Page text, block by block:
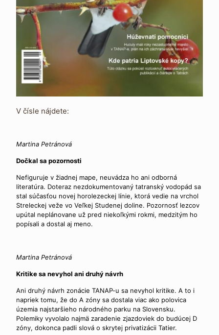
V čísle nájdete:
Martina Petránová
Dočkal sa pozornosti
Nefiguruje v žiadnej mape, neuvádza ho ani odborná
literatúra. Doteraz nezdokumentovaný tatranský vodopád sa
stal súčasťou novej horolezeckej línie, ktorá vedie na vrchol
Streleckej veže vo Veľkej Studenej doline. Pozornosť lezcov
upútal neplánovane už pred niekoľkými rokmi, medzitým ho
popísali a dostal aj meno.
Martina Petránová
Kritike sa nevyhol ani druhý návrh
Ani druhý návrh zonácie TANAP-u sa nevyhol kritike. A to i
napriek tomu, že do A zóny sa dostala viac ako polovica
územia najstaršieho národného parku na Slovensku.
Polemiky vyvolalo najmä zaradenie zjazdoviek do budúcej D
zóny, dokonca padli slová o skrytej privatizácii Tatier.